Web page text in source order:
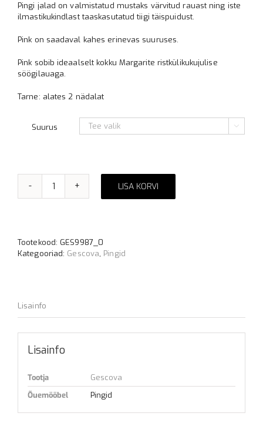
Pingi jalad on valmistatud mustaks värvitud rauast ning iste
ilmastikukindlast taaskasutatud tiigi täispuidust.
Pink on saadaval kahes erinevas suuruses.
Pink sobib ideaalselt kokku Margarite ristkülikukujulise
söögilauaga.
Tarne: alates 2 nädalat
Suurus 
Margarite
LISA KORVI
Tootekood: GES9987_0
Kategooriad: Gescova, Pingid
Lisainfo
Lisainfo
Tootja
Gescova
Õuemööbel
Pingid